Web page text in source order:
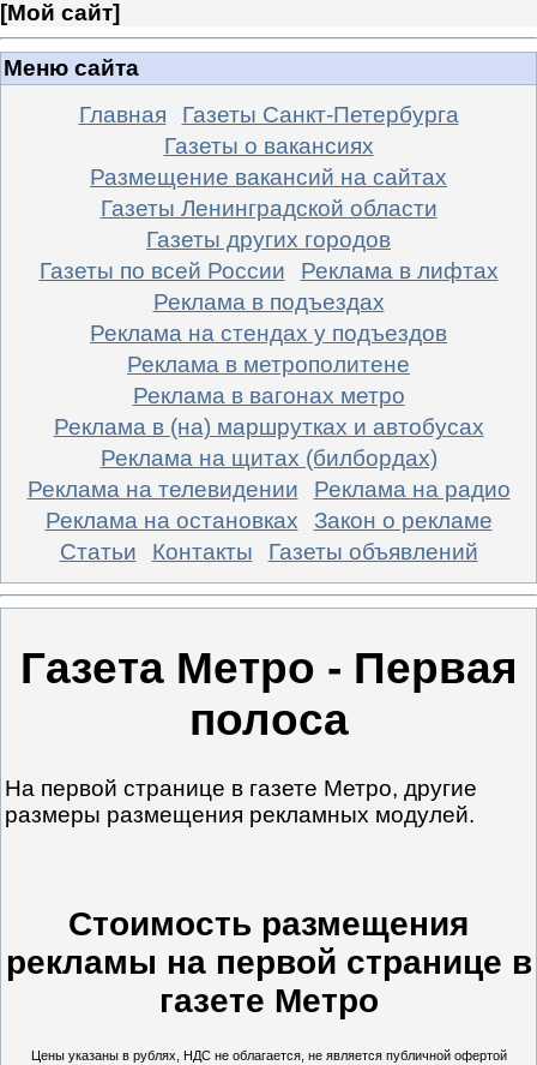
[Мой сайт]
Меню сайта
Главная
Газеты Санкт-Петербурга
Газеты о вакансиях
Размещение вакансий на сайтах
Газеты Ленинградской области
Газеты других городов
Газеты по всей России
Реклама в лифтах
Реклама в подъездах
Реклама на стендах у подъездов
Реклама в метрополитене
Реклама в вагонах метро
Реклама в (на) маршрутках и автобусах
Реклама на щитах (билбордах)
Реклама на телевидении
Реклама на радио
Реклама на остановках
Закон о рекламе
Статьи
Контакты Газеты объявлений
Газета Метро - Первая
полоса
На первой странице в газете Метро, другие
размеры размещения рекламных модулей.
Стоимость размещения
рекламы на первой странице в
газете Метро
Цены указаны в рублях, НДС не облагается, не является публичной офертой